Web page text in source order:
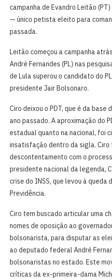
campanha de Evandro Leitão
— único petista eleito para
passada.
Leitão começou a campanha
André Fernandes (PL) nas
de Lula superou o candidato do
presidente Jair Bolsonaro.
Ciro deixou o PDT, que é da base
ano passado. A aproximação do
estadual quanto na nacional, foi
insatisfação dentro da sigla. Ciro
descontentamento com o
presidente nacional da legenda,
crise do INSS, que levou à queda
Previdência.
Ciro tem buscado articular uma
nomes de oposição ao
bolsonarista, para disputar as
ao deputado federal André
bolsonaristas no estado. Este
críticas da ex-primeira-dama